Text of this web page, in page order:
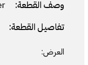
وصف القطعة:
Air Cylinder
تفاصيل القطعة:
العرض: